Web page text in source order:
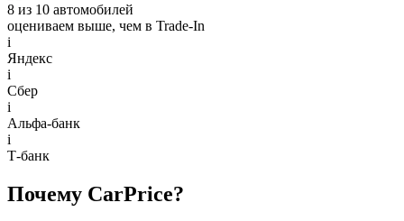
8 из 10 автомобилей
оцениваем выше, чем в Trade‑In
i
Яндекс
i
Сбер
i
Альфа-банк
i
Т-банк
Почему CarPrice?